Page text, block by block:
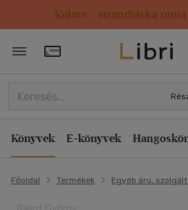
Kulacs / strandtáska most
Törzsvásárlói Kártya adatai
Könyvek E-könyvek
Főoldal Termékek Egyéb áru,